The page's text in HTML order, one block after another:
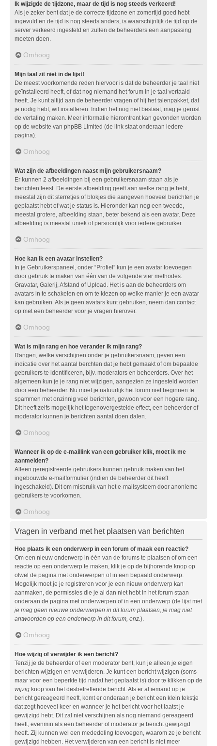
Ik wijzigde de tijdzone, maar de tijd is nog steeds verkeerd!
Als je zeker bent dat je de correcte tijdzone en zomertijd goed hebt
ingevuld en de tijd is nog steeds anders, is waarschijnlijk de tijd op de
server verkeerd ingesteld en zullen de beheerders een aanpassing
moeten doen.
Omhoog
Mijn taal zit niet in de lijst!
De meest voorkomende reden hiervoor is dat de beheerder je taal niet
geïnstalleerd heeft, of dat nog niemand het forum in je taal vertaald
heeft. Je kunt altijd aan de beheerder vragen of hij het talenpakket, dat
je nodig hebt, wil installeren. Indien het nog niet bestaat, mag je gerust
de vertaling maken. Meer informatie hieromtrent kan gevonden worden
op de website van phpBB Limited (de link staat onderaan iedere
pagina).
Omhoog
Wat zijn de afbeeldingen naast mijn gebruikersnaam?
Er kunnen 2 afbeeldingen bij een gebruikersnaam staan als je
berichten leest. De eerste afbeelding geeft aan welke rang je hebt,
meestal zijn dit sterretjes of blokjes die aangeven hoeveel berichten je
geplaatst hebt of wat je status is. Hieronder kan nog een tweede,
meestal grotere, afbeelding staan, beter bekend als een avatar. Deze
afbeelding is meestal uniek of persoonlijk voor iedere gebruiker.
Omhoog
Hoe kan ik een avatar instellen?
In je Gebruikerspaneel, onder “Profiel” kun je een avatar toevoegen
door gebruik te maken van één van de volgende vier methodes:
Gravatar, Galerij, Afstand of Upload. Het is aan de beheerders om
avatars in te schakelen en om te kiezen op welke manier je een avatar
kan gebruiken. Als je geen avatars kunt gebruiken, neem dan contact
op met een beheerder voor je vragen hierover.
Omhoog
Wat is mijn rang en hoe verander ik mijn rang?
Rangen, welke verschijnen onder je gebruikersnaam, geven een
indicatie over het aantal berchten dat je hebt gemaakt of om bepaalde
gebruikers te identificeren, bijv. moderators en beheerders. Over het
algemeen kun je je rang niet wijzigen, aangezien ze ingesteld worden
door een beheerder. Nu moet je natuurlijk het forum niet beginnen te
spammen met onzinnig veel berichten, gewoon voor een hogere rang.
Dit heeft zelfs mogelijk het tegenovergestelde effect, een beheerder of
moderator kunnen je berichten aantal doen dalen.
Omhoog
Wanneer ik op de e-maillink van een gebruiker klik, moet ik me
aanmelden?
Alleen geregistreerde gebruikers kunnen gebruik maken van het
ingebouwde e-mailformulier (indien de beheerder dit heeft
ingeschakeld). Dit om misbruik van het e-mailsysteem door anonieme
gebruikers te voorkomen.
Omhoog
Vragen in verband met het plaatsen van berichten
Hoe plaats ik een onderwerp in een forum of maak een reactie?
Om een nieuw onderwerp in één van de forums te plaatsen of om een
reactie op een onderwerp te maken, klik je op de bijhorende knop op
ofwel de pagina met onderwerpen of in een bepaald onderwerp.
Mogelijk moet je je registreren voor je een nieuw onderwerp kan
aanmaken, de permissies die je al dan niet hebt in het forum staan
onderaan de pagina met onderwerpen of in een onderwerp (de lijst met
je mag geen nieuwe onderwerpen in dit forum plaatsen, je mag niet
antwoorden op een onderwerp in dit forum, enz.).
Omhoog
Hoe wijzig of verwijder ik een bericht?
Tenzij je de beheerder of een moderator bent, kun je alleen je eigen
berichten wijzigen en verwijderen. Je kunt een bericht wijzigen (soms
maar voor een beperkte tijd nadat het geplaatst is) door te klikken op de
wijzig knop van het desbetreffende bericht. Als er al iemand op je
bericht gereageerd heeft, komt er onderaan je bericht een klein tekstje
dat zegt hoeveel keer en wanneer je het bericht voor het laatst je
gewijzigd hebt. Dit zal niet verschijnen als nog niemand gereageerd
heeft, evenmin als een beheerder of moderator je bericht gewijzigd
heeft. Zij kunnen wel een mededeling toevoegen, waarom ze je bericht
gewijzigd hebben. Het verwijderen van een bericht is niet meer